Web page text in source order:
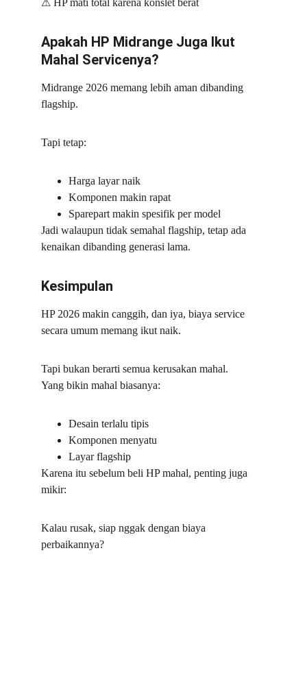
⚠ HP mati total karena konslet berat
Apakah HP Midrange Juga Ikut
Mahal Servicenya?
Midrange 2026 memang lebih aman dibanding
flagship.
Tapi tetap:
Harga layar naik
Komponen makin rapat
Sparepart makin spesifik per model
Jadi walaupun tidak semahal flagship, tetap ada
kenaikan dibanding generasi lama.
Kesimpulan
HP 2026 makin canggih, dan iya, biaya service
secara umum memang ikut naik.
Tapi bukan berarti semua kerusakan mahal.
Yang bikin mahal biasanya:
Desain terlalu tipis
Komponen menyatu
Layar flagship
Karena itu sebelum beli HP mahal, penting juga
mikir:
Kalau rusak, siap nggak dengan biaya
perbaikannya?